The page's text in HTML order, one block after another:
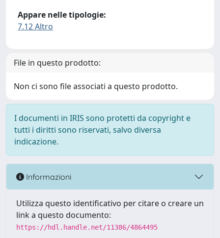
Appare nelle tipologie:
7.12 Altro
File in questo prodotto:
Non ci sono file associati a questo prodotto.
I documenti in IRIS sono protetti da copyright e
tutti i diritti sono riservati, salvo diversa
indicazione.
Informazioni
Utilizza questo identificativo per citare o creare un
link a questo documento:
https://hdl.handle.net/11386/4864495